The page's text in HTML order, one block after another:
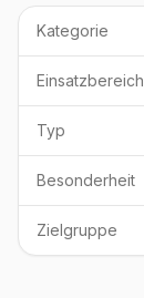
Kategorie
Einsatzbereich
Typ
Besonderheit
Zielgruppe